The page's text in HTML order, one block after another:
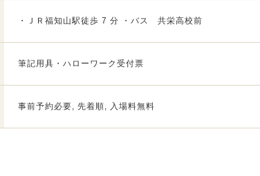
・ＪＲ福知山駅徒歩 7 分 ・バス 共栄高校前
筆記用具・ハローワーク受付票
事前予約必要, 先着順, 入場料無料